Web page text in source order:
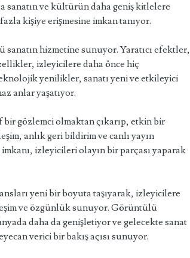
sanatın ve kültürün daha geniş kitlelere
kişiye erişmesine imkan tanıyor.
hizmetine sunuyor. Yaratıcı efektler,
izleyicilere daha önce hiç
yenilikler, sanatı yeni ve etkileyici
anlar yaşatıyor.
gözlemci olmaktan çıkarıp, etkin bir
anlık geri bildirim ve canlı yayın
imkanı, izleyicileri olayın bir parçası yaparak
yeni bir boyuta taşıyarak, izleyicilere
ve özgünlük sunuyor. Görüntülü
daha da genişletiyor ve gelecekte sanat
verici bir bakış açısı sunuyor.